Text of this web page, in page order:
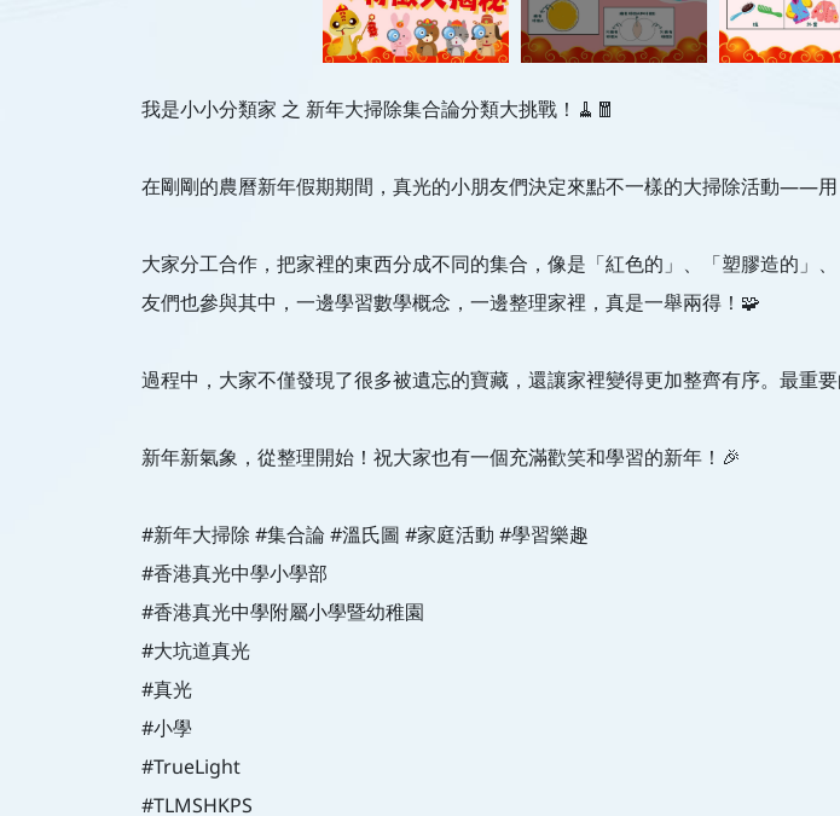
我是小小分類家 之 新年大掃除集合論分類大挑戰！🧹🧧
在剛剛的農曆新年假期期間，真光的小朋友們決定來點不一樣的大掃除活動——
大家分工合作，把家裡的東西分成不同的集合，像是「紅色的」、「塑膠造的」
友們也參與其中，一邊學習數學概念，一邊整理家裡，真是一舉兩得！🧩
過程中，大家不僅發現了很多被遺忘的寶藏，還讓家裡變得更加整齊有序。最重
新年新氣象，從整理開始！祝大家也有一個充滿歡笑和學習的新年！🎉
#新年大掃除 #集合論 #溫氏圖 #家庭活動 #學習樂趣
#香港真光中學小學部
#香港真光中學附屬小學暨幼稚園
#大坑道真光
#真光
#小學
#TrueLight
#TLMSHKPS